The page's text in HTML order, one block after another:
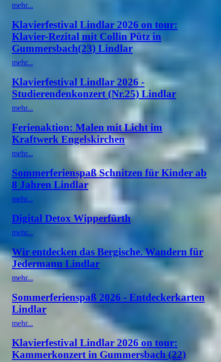
mehr...
Klavierfestival Lindlar 2026 on tour:
Klavier-Rezital mit Collin Pütz in
Gummersbach(23) Lindlar
mehr...
Klavierfestival Lindlar 2026 -
Studierendenkonzert (Nr.25) Lindlar
mehr...
Ferienaktion: Malen mit Licht im
Kraftwerk Engelskirchen
mehr...
Sommerferienspaß Schnitzen für Kinder ab
8 Jahren Lindlar
mehr...
Digital Detox Wipperfürth
mehr...
Wir entdecken das Bergische. Wandern für
Jedermann Lindlar
mehr...
Sommerferienspaß 2026 - Entdeckerkarten
Lindlar
mehr...
Klavierfestival Lindlar 2026 on tour:
Kammerkonzert in Gummersbach (22)